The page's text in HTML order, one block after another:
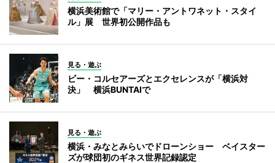
横浜美術館で「マリー・アントワネット・スタイ
ル」展 世界初公開作品も
見る・遊ぶ
ビー・コルセアーズとエクセレンスが「横浜対
決」 横浜BUNTAIで
見る・遊ぶ
横浜・みなとみらいでドローンショー ベイスター
ズが球団初のギネス世界記録認定